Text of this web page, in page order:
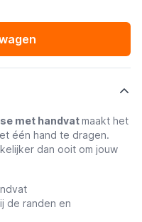
met handvatmaakt het
één hand te dragen.
dan ooit om jouw
de randen en